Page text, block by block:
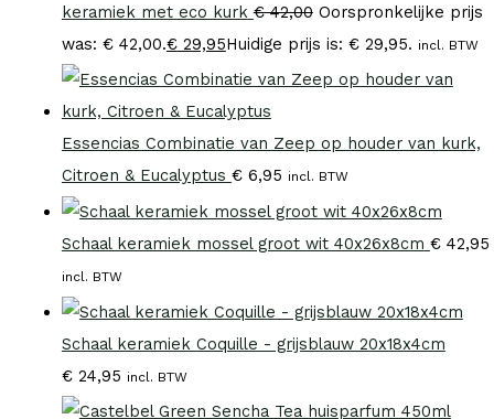
keramiek met eco kurk €42,00 Oorspronkelijke prijs
was: € 42,00.€29,95Huidige prijs is: € 29,95. incl. BTW
Essencias Combinatie van Zeep op houder van kurk,
Citroen & Eucalyptus €6,95 incl. BTW
Schaal keramiek mossel groot wit 40x26x8cm €42,95
incl. BTW
Schaal keramiek Coquille - grijsblauw 20x18x4cm
€24,95 incl. BTW